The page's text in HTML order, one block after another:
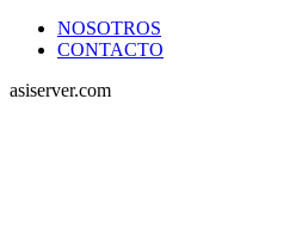
NOSOTROS
CONTACTO
asiserver.com